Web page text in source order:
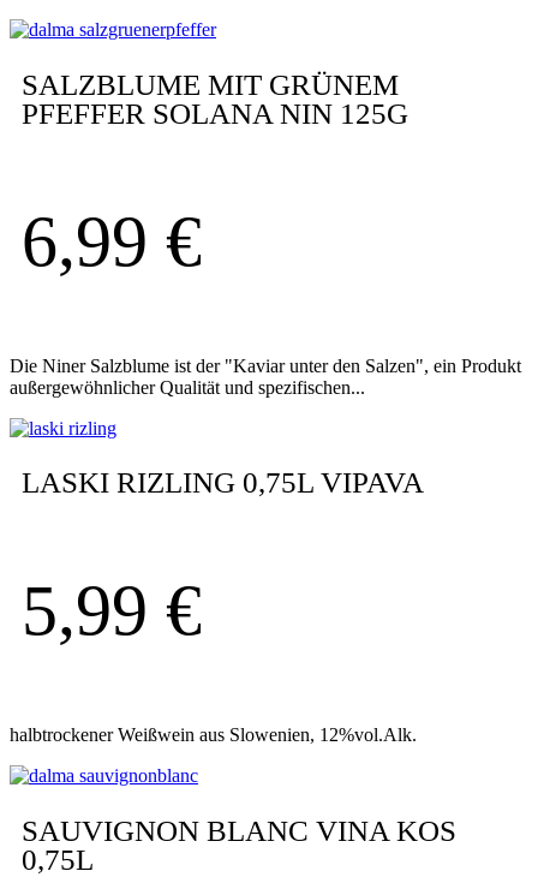
SALZBLUME MIT GRÜNEM
PFEFFER SOLANA NIN 125G
6,99 €
Die Niner Salzblume ist der "Kaviar unter den Salzen", ein Produkt
außergewöhnlicher Qualität und spezifischen...
LASKI RIZLING 0,75L VIPAVA
5,99 €
halbtrockener Weißwein aus Slowenien, 12%vol.Alk.
SAUVIGNON BLANC VINA KOS
0,75L